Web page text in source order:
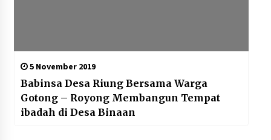
5 November 2019
Babinsa Desa Riung Bersama Warga
Gotong – Royong Membangun Tempat
ibadah di Desa Binaan